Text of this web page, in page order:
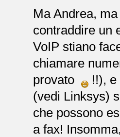
Ma Andrea,
contraddire un
VoIP stiano
chiamare
provato
!!), e
(vedi Linksys)
che possono
a fax!